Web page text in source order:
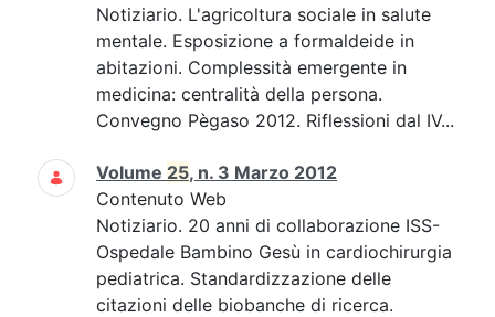
Notiziario. L'agricoltura sociale in salute
mentale. Esposizione a formaldeide in
abitazioni. Complessità emergente in
medicina: centralità della persona.
Convegno Pègaso 2012. Riflessioni dal IV...
Volume 25, n. 3 Marzo 2012
Contenuto Web
Notiziario. 20 anni di collaborazione ISS-
Ospedale Bambino Gesù in cardiochirurgia
pediatrica. Standardizzazione delle
citazioni delle biobanche di ricerca.